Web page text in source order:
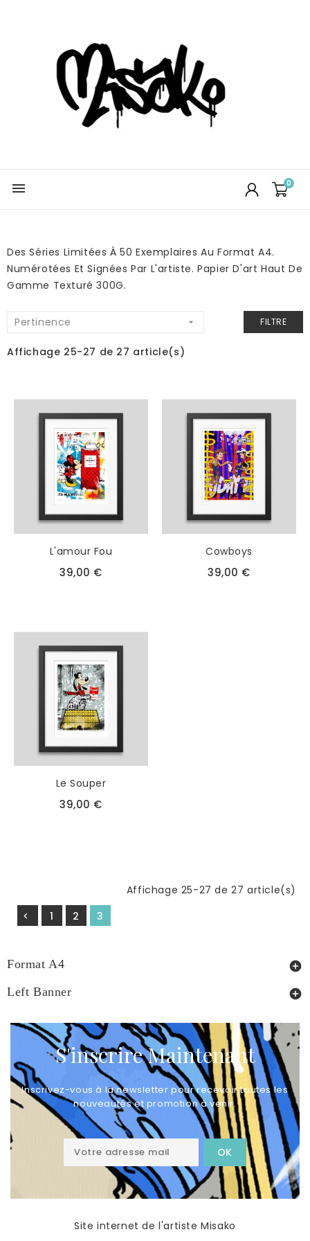
 0
Des Séries Limitées À 50 Exemplaires Au Format A4.
Numérotées Et Signées Par L'artiste. Papier D'art Haut De
Gamme Texturé 300G.
Pertinence  FILTRE
Affichage 25-27 de 27 article(s)
L'amour Fou
39,00 €
Cowboys
39,00 €
Le Souper
39,00 €
Affichage 25-27 de 27 article(s)
 1 2 3
Format A4

Left Banner

S'inscrire Maintenant
Inscrivez-vous à la newsletter pour recevoir toutes les
nouveautés et promotion à venir.
Site internet de l'artiste Misako